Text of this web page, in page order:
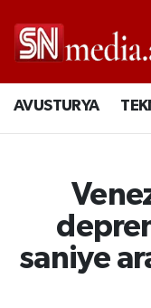
AVUSTURYA
saniye